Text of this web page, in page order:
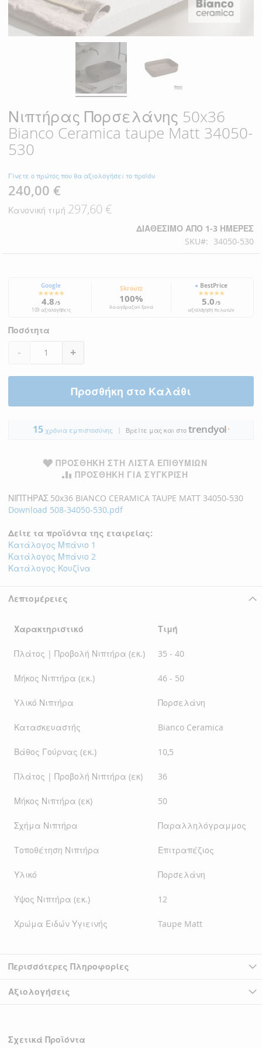
Νιπτήρας Πορσελάνης 50x36
Bianco Ceramica taupe Matt 34050-
530
Γίνετε ο πρώτος που θα αξιολογήσει το προϊόν
Ειδική
240,00 €
Κανονική τιμή 297,60 €
ΔΙΑΘΈΣΙΜΟ ΑΠΌ 1-3 ΗΜΈΡΕΣ
SKU
34050-530
Google
★★★★★
4.8/5
109 αξιολογήσεις
Skroutz
100%
θα αγόραζαν ξανά
● BestPrice
★★★★★
5.0/5
αξιολόγηση πελατών
Ποσότητα
- +
Προσθήκη στο Καλάθι
15χρόνια εμπιστοσύνης | Βρείτε μας και στο trendyol ●
ΠΡΟΣΘΉΚΗ ΣΤΗ ΛΊΣΤΑ ΕΠΙΘΥΜΙΏΝ
ΠΡΟΣΘΉΚΗ ΓΙΑ ΣΎΓΚΡΙΣΗ
ΝΙΠΤΗΡΑΣ 50x36 BIANCO CERAMICA TAUPE MATT 34050-530
Download 508-34050-530.pdf
Δείτε τα προϊόντα της εταιρείας:
Κατάλογος Μπάνιο 1
Κατάλογος Μπάνιο 2
Κατάλογος Κουζίνα
Λεπτομέρειες
Χαρακτηριστικό Τιμή
Πλάτος | Προβολή Νιπτήρα (εκ.) 35 - 40
Μήκος Νιπτήρα (εκ.) 46 - 50
Υλικό Νιπτήρα Πορσελάνη
Κατασκευαστής Bianco Ceramica
Βάθος Γούρνας (εκ.) 10,5
Πλάτος | Προβολή Νιπτήρα (εκ) 36
Μήκος Νιπτήρα (εκ) 50
Σχήμα Νιπτήρα Παραλληλόγραμμος
Τοποθέτηση Νιπτήρα Επιτραπέζιος
Υλικό Πορσελάνη
Υψος Νιπτήρα (εκ.) 12
Χρώμα Ειδών Υγιεινής Taupe Matt
Περισσότερες Πληροφορίες
Αξιολογήσεις
Σχετικά Προϊόντα